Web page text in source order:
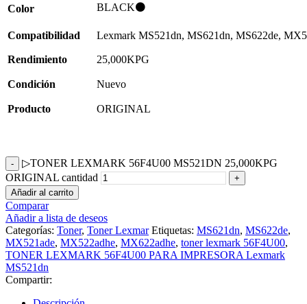
Color BLACK⚫
Compatibilidad Lexmark MS521dn, MS621dn, MS622de,
Rendimiento 25,000KPG
Condición Nuevo
Producto ORIGINAL
▷TONER LEXMARK 56F4U00 MS521DN 25,000KPG
ORIGINAL cantidad
Añadir al carrito
Comparar
Añadir a lista de deseos
Categorías: Toner, Toner Lexmar Etiquetas: MS621dn, MS622de,
MX521ade, MX522adhe, MX622adhe, toner lexmark 56F4U00,
TONER LEXMARK 56F4U00 PARA IMPRESORA Lexmark
MS521dn
Compartir: